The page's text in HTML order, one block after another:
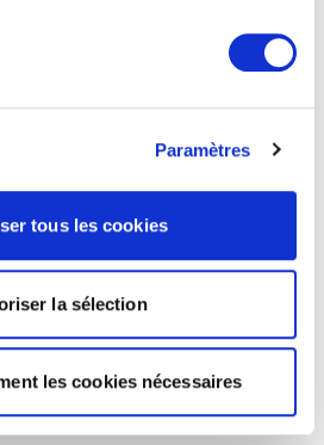
Paramètres
tous les cookies
la sélection
les cookies nécessaires